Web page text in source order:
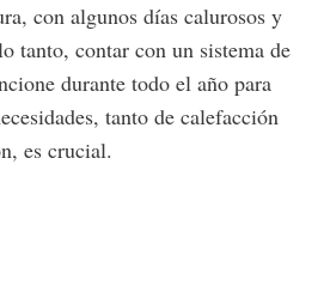
con algunos días calurosos y
tanto, contar con un sistema de
durante todo el año para
tanto de calefacción
es crucial.